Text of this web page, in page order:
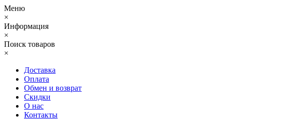
Меню
×
Информация
×
Поиск товаров
×
Доставка
Оплата
Обмен и возврат
Скидки
О нас
Контакты